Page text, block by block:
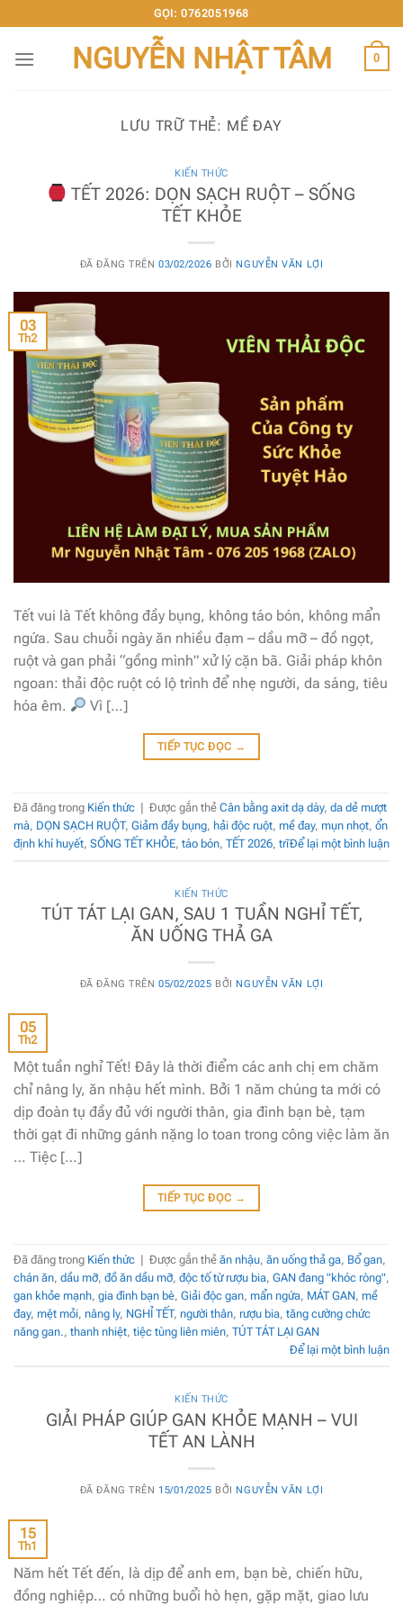
đến
nội
GỌI: 0762051968
NGUYỄN NHẬT TÂM 0
LƯU TRỮ THẺ: MỀ ĐAY
KIẾN THỨC
TẾT 2026: DỌN SẠCH RUỘT – SỐNG
TẾT KHỎE
ĐÃ ĐĂNG TRÊN 03/02/2026 BỞI NGUYỄN VĂN LỢI
03
Th2
Tết vui là Tết không đầy bụng, không táo bón, không mẩn
ngứa. Sau chuỗi ngày ăn nhiều đạm – dầu mỡ – đồ ngọt,
ruột và gan phải “gồng mình” xử lý cặn bã. Giải pháp khôn
ngoan: thải độc ruột có lộ trình để nhẹ người, da sáng, tiêu
hóa êm.
Vì […]
TIẾP TỤC ĐỌC →
Đã đăng trong Kiến thức Được gắn thẻ Cân bằng axit dạ dày, da dẻ mượt
mà, DỌN SẠCH RUỘT, Giảm đầy bụng, hải độc ruột, mề đay, mụn nhọt, ổn
định khí huyết, SỐNG TẾT KHỎE, táo bón, TẾT 2026, trĩĐể lại một bình luận
KIẾN THỨC
TÚT TÁT LẠI GAN, SAU 1 TUẦN NGHỈ TẾT,
ĂN UỐNG THẢ GA
ĐÃ ĐĂNG TRÊN 05/02/2025 BỞI NGUYỄN VĂN LỢI
05
Th2
Một tuần nghỉ Tết! Đây là thời điểm các anh chị em chăm
chỉ nâng ly, ăn nhậu hết mình. Bởi 1 năm chúng ta mới có
dịp đoàn tụ đầy đủ với người thân, gia đình bạn bè, tạm
thời gạt đi những gánh nặng lo toan trong công việc làm ăn
… Tiệc […]
TIẾP TỤC ĐỌC →
Đã đăng trong Kiến thức | Được gắn thẻ ăn nhậu, ăn uống thả ga, Bổ gan,
chán ăn, dầu mỡ, đồ ăn dầu mỡ, độc tố từ rượu bia, GAN đang "khóc ròng",
gan khỏe mạnh, gia đình bạn bè, Giải độc gan, mẩn ngứa, MÁT GAN, mề
đay, mệt mỏi, nâng ly, NGHỈ TẾT, người thân, rượu bia, tăng cường chức
năng gan., thanh nhiệt, tiệc tùng liên miên, TÚT TÁT LẠI GAN
Để lại một bình luận
KIẾN THỨC
GIẢI PHÁP GIÚP GAN KHỎE MẠNH – VUI
TẾT AN LÀNH
ĐÃ ĐĂNG TRÊN 15/01/2025 BỞI NGUYỄN VĂN LỢI
15
Th1
Năm hết Tết đến, là dịp để anh em, bạn bè, chiến hữu,
đồng nghiệp… có những buổi hò hẹn, gặp mặt, giao lưu